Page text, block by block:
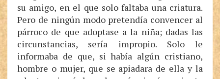
su amigo, en el que solo faltaba una criatura.
Pero de ningún modo pretendía convencer al
párroco de que adoptase a la niña; dadas las
circunstancias, sería impropio. Solo le
informaba de que, si había algún cristiano,
hombre o mujer, que se apiadara de ella y la